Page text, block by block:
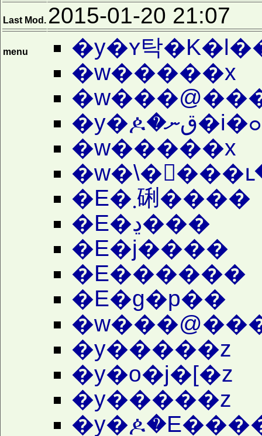
Last Mod. 2015-01-20 21:07
menu
�y�ʏ탁
�w�����x
�w�����x
�E�܂䂰����
�E�ڍ���
�E�j����
�E������
�E�g�p��
�y�����z
�y�o�j�[�z
�y�����z